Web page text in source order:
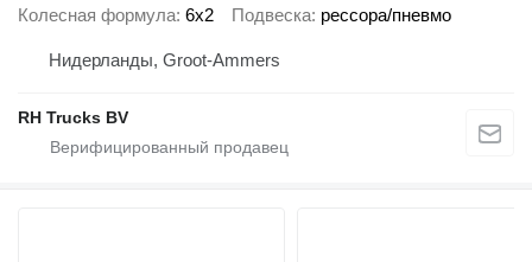
Колесная формула 6x2 Подвеска рессора/пневмо
Нидерланды, Groot-Ammers
RH Trucks BV